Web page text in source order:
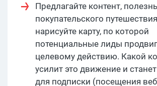
Предлагайте контент,
покупательского
нарисуйте карту, по которой
потенциальные лиды
целевому действию. Какой
усилит это движение и
для подписки (посещения